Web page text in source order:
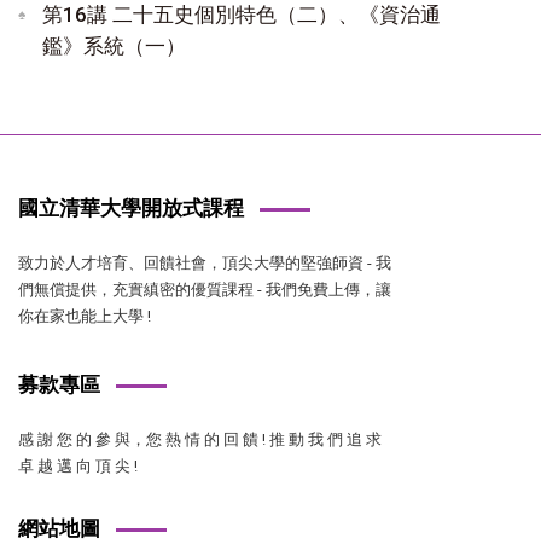
第16講 二十五史個別特色（二）、《資治通
鑑》系統（一）
國立清華大學開放式課程
致力於人才培育、回饋社會，頂尖大學的堅強師資 - 我
們無償提供，充實縝密的優質課程 - 我們免費上傳，讓
你在家也能上大學 !
募款專區
感 謝 您 的 參 與，您 熱 情 的 回 饋 ! 推 動 我 們 追 求
卓 越 邁 向 頂 尖 !
網站地圖